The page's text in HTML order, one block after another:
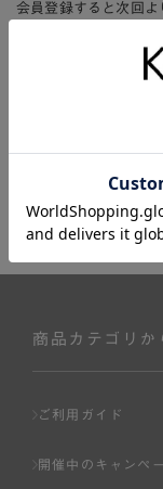
会員登録すると次回よ
ージ、購入履歴をご利
商品カテゴリか
ご利用ガイド
開催中のキャンペ